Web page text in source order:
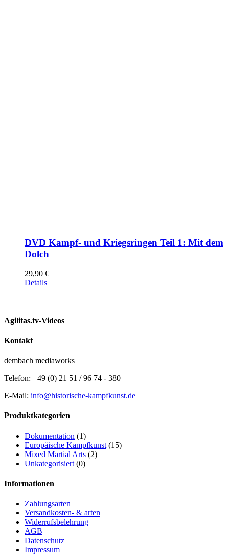
DVD Kampf- und Kriegsringen Teil 1: Mit dem
Dolch
29,90 €
Details
Agilitas.tv-Videos
Kontakt
dembach mediaworks
Telefon: +49 (0) 21 51 / 96 74 - 380
E-Mail: info@historische-kampfkunst.de
Produktkategorien
Dokumentation (1)
Europäische Kampfkunst (15)
Mixed Martial Arts (2)
Unkategorisiert (0)
Informationen
Zahlungsarten
Versandkosten- & arten
Widerrufsbelehrung
AGB
Datenschutz
Impressum